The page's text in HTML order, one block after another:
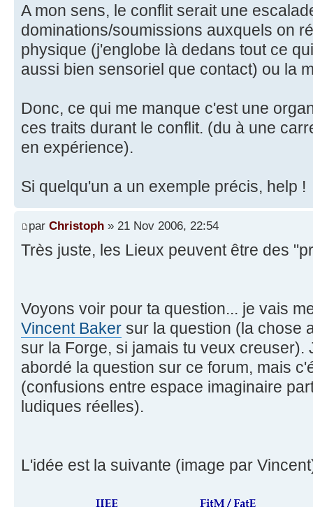
A mon sens, le conflit serait une
dominations/soumissions auxquels on
physique (j'englobe là dedans tout ce
aussi bien sensoriel que contact) ou la
Donc, ce qui me manque c'est une
ces traits durant le conflit. (du à une
en expérience).
Si quelqu'un a un exemple précis, help !
par Christoph » 21 Nov 2006, 22:54
Très juste, les Lieux peuvent être des
Voyons voir pour ta question... je vais
Vincent Baker sur la question (la chose
sur la Forge, si jamais tu veux creuser).
abordé la question sur ce forum, mais
(confusions entre espace imaginaire
ludiques réelles).
L'idée est la suivante (image par